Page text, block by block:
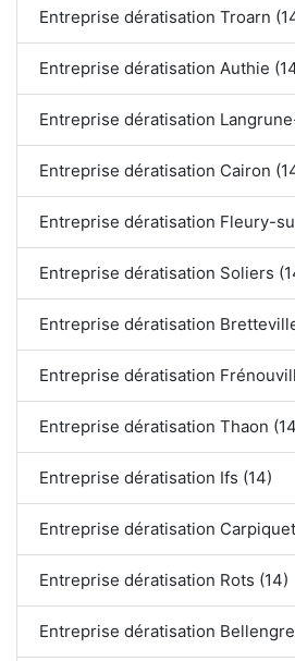
Entreprise dératisation Troarn
Entreprise dératisation Authie
Entreprise dératisation
Entreprise dératisation Cairon
Entreprise dératisation Fleury-
Entreprise dératisation Soliers
Entreprise dératisation
Entreprise dératisation
Entreprise dératisation Thaon
Entreprise dératisation Ifs (14)
Entreprise dératisation
Entreprise dératisation Rots (14)
Entreprise dératisation